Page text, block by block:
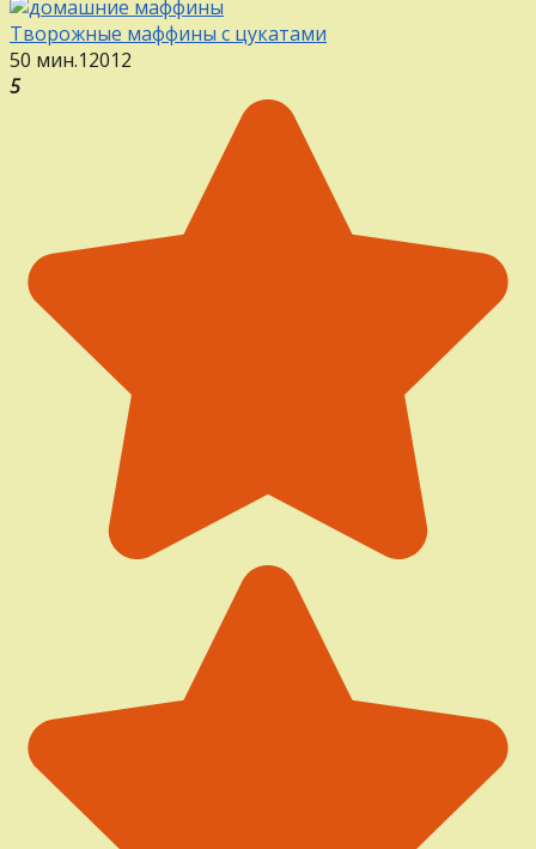
Творожные маффины с цукатами
50 мин.12012
5